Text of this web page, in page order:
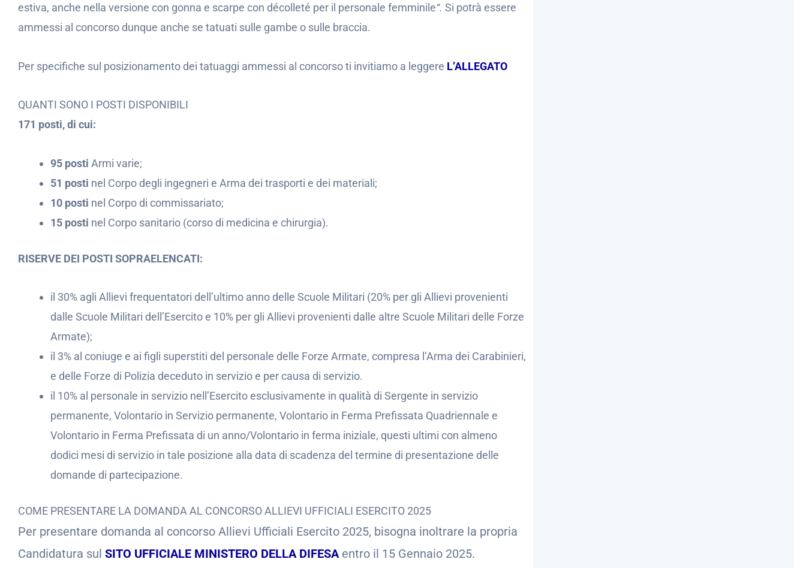
estiva, anche nella versione con gonna e scarpe con décolleté per il personale femminile“. Si potrà essere
ammessi al concorso dunque anche se tatuati sulle gambe o sulle braccia.
Per specifiche sul posizionamento dei tatuaggi ammessi al concorso ti invitiamo a leggere L’ALLEGATO
QUANTI SONO I POSTI DISPONIBILI
171 posti, di cui:
95 posti Armi varie;
51 posti nel Corpo degli ingegneri e Arma dei trasporti e dei materiali;
10 posti nel Corpo di commissariato;
15 posti nel Corpo sanitario (corso di medicina e chirurgia).
RISERVE DEI POSTI SOPRAELENCATI:
il 30% agli Allievi frequentatori dell’ultimo anno delle Scuole Militari (20% per gli Allievi provenienti
dalle Scuole Militari dell’Esercito e 10% per gli Allievi provenienti dalle altre Scuole Militari delle Forze
Armate);
il 3% al coniuge e ai figli superstiti del personale delle Forze Armate, compresa l’Arma dei Carabinieri,
e delle Forze di Polizia deceduto in servizio e per causa di servizio.
il 10% al personale in servizio nell’Esercito esclusivamente in qualità di Sergente in servizio
permanente, Volontario in Servizio permanente, Volontario in Ferma Prefissata Quadriennale e
Volontario in Ferma Prefissata di un anno/Volontario in ferma iniziale, questi ultimi con almeno
dodici mesi di servizio in tale posizione alla data di scadenza del termine di presentazione delle
domande di partecipazione.
COME PRESENTARE LA DOMANDA AL CONCORSO ALLIEVI UFFICIALI ESERCITO 2025
Per presentare domanda al concorso Allievi Ufficiali Esercito 2025, bisogna inoltrare la propria
Candidatura sul SITO UFFICIALE MINISTERO DELLA DIFESAentro il 15 Gennaio 2025.